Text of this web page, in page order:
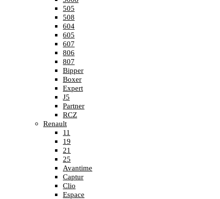
505
508
604
605
607
806
807
Bipper
Boxer
Expert
J5
Partner
RCZ
Renault
11
19
21
25
Avantime
Captur
Clio
Espace